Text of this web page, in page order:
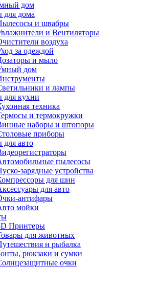
дом
для дома
и швабры
и Вентиляторы
воздуха
за одеждой
и мыло
дом
и лампы
для кухни
техника
и термокружки
наборы и штопоры
приборы
для авто
пылесосы
зарядные устройства
для шин
для авто
антифары
мойки
Принтеры
для животных
и рыбалка
рюкзаки и сумки
очки